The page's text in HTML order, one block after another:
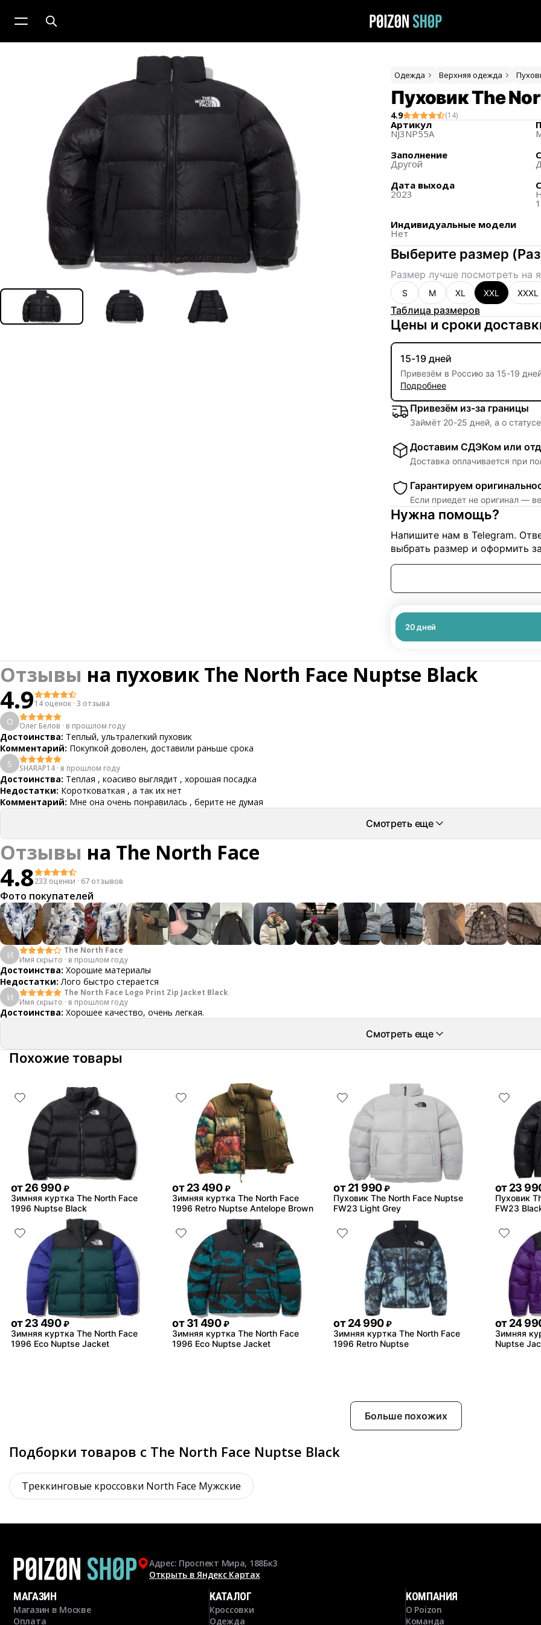
Одежда Верхняя одежда
Пуховик The
4.9 (14)
Артикул
NJ3NP55A
Заполнение
Другой
Дата выхода
2023
Индивидуальные модели
Нет
Выберите размер (
Размер лучше посмотреть на
S M XL XXL XXXL
Таблица размеров
Цены и сроки
15-19 дней
Привезём в Россию за 15-19
Подробнее
Привезём из-за границы
Займёт 20-25 дней, а о
Доставим СДЭКом или
Доставка оплачивается при
Гарантируем
Если приедет не оригинал —
Нужна помощь?
Напишите нам в Telegram.
выбрать размер и оформить
20дней
Отзывы на пуховик The North Face Nuptse Black
4.914 оценок · 3 отзыва
О Олег Белов · в прошлом году
Достоинства: Теплый, ультралегкий пуховик
Комментарий: Покупкой доволен, доставили раньше срока
S
SHARAP14 · в прошлом году
Достоинства: Теплая , коасиво выглядит , хорошая посадка
Недостатки: Коротковаткая , а так их нет
Комментарий: Мне она очень понравилась , берите не думая
Смотреть еще
Отзывы на The North Face
4.8233 оценки · 67 отзывов
Фото покупателей
И
The North Face
Имя скрыто · в прошлом году
Достоинства: Хорошие материалы
Недостатки: Лого быстро стерается
И
The North Face Logo Print Zip Jacket Black
Имя скрыто · в прошлом году
Достоинства: Хорошее качество, очень легкая.
Смотреть еще
Похожие товары
от26 990 ₽
Зимняя куртка The North Face
1996 Nuptse Black
от 23 490 ₽
Зимняя куртка The North Face
1996 Retro Nuptse Antelope Brown
от 21 990 ₽
Пуховик The North Face Nuptse
FW23 Light Grey
от 23
Пуховик
FW23
от23 490 ₽
Зимняя куртка The North Face
1996 Eco Nuptse Jacket
от 31 490 ₽
Зимняя куртка The North Face
1996 Eco Nuptse Jacket
от 24 990 ₽
Зимняя куртка The North Face
1996 Retro Nuptse
от 24
Зимняя
Nuptse
Больше похожих
Подборки товаров с The North Face Nuptse Black
Треккинговые кроссовки North Face Мужские
Адрес: Проспект Мира, 188Бк3
Открыть в Яндекс Картах
МАГАЗИН
Магазин в Москве
Оплата
КАТАЛОГ
Кроссовки
Одежда
КОМПАНИЯ
О Poizon
Команда